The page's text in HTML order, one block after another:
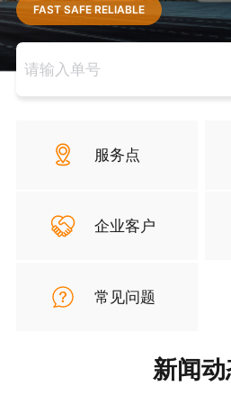
FAST SAFE RELIABLE
服务点
企业客户
常见问题
新闻